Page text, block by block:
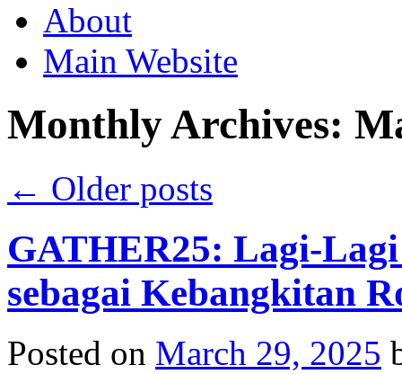
About
Main Website
Monthly Archives:
← Older posts
GATHER25: Lagi-
sebagai Kebangkitan
Posted on March 29, 2025